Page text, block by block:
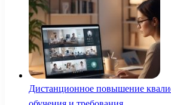
Дистанционное повышение